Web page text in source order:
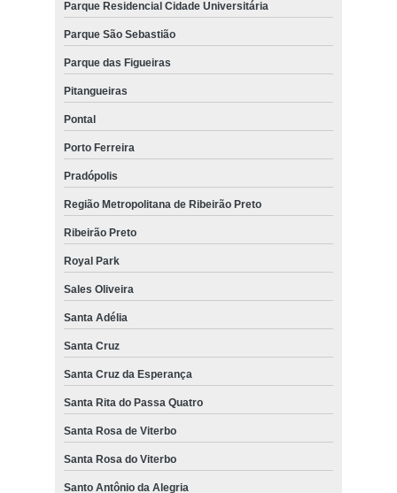
Parque Residencial Cidade Universitária
Parque São Sebastião
Parque das Figueiras
Pitangueiras
Pontal
Porto Ferreira
Pradópolis
Região Metropolitana de Ribeirão Preto
Ribeirão Preto
Royal Park
Sales Oliveira
Santa Adélia
Santa Cruz
Santa Cruz da Esperança
Santa Rita do Passa Quatro
Santa Rosa de Viterbo
Santa Rosa do Viterbo
Santo Antônio da Alegria